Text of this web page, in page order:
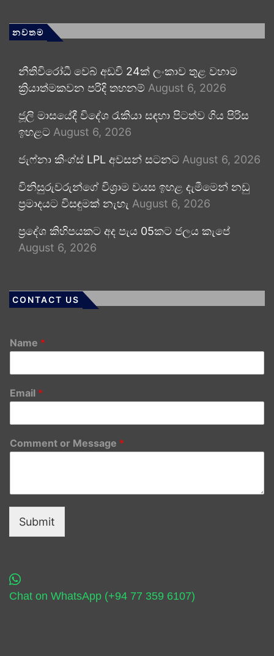
නවතම
නීතිවිරෝධී වෙබ් අඩවි 24ක් ලංකාව තුළ වහාම
ක්‍රියාත්මකවන පරිදි තහනම් August 6, 2026
ජූලි මාසයේදී විදේශ රැකියා සඳහා පිටත්ව ගිය පිරිස
ඉහළට August 6, 2026
ජැෆ්නා කිංග්ස් LPL අවසන් සටනට August 6, 2026
විනිසුරුවරුන්ගේ විශ්‍රාම වයස ඉහළ දැමීමෙන් නඩු
ප්‍රමාදයට විසඳුමක් නැහැ August 6, 2026
ප්‍රදේශ කිහිපයකට අද පැය 05කට ජලය කැපේ
August 6, 2026
CONTACT US
Name *
Email *
Comment or Message *
Submit
Chat on WhatsApp (+94 77 359 6107)